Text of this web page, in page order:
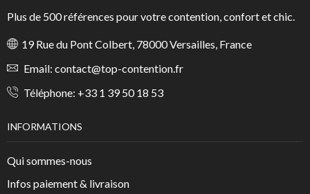
Plus de 500 références pour votre contention, confort et chic.
19 Rue du Pont Colbert, 78000 Versailles, France
Email: contact@top-contention.fr
Téléphone: +33 1 39 50 18 53
INFORMATIONS
Qui sommes-nous
Infos paiement & livraison